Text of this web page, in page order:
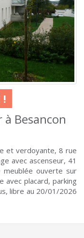
!
Besancon
et verdoyante, 8 rue
avec ascenseur, 41
meublée ouverte sur
avec placard, parking
libre au 20/01/2026